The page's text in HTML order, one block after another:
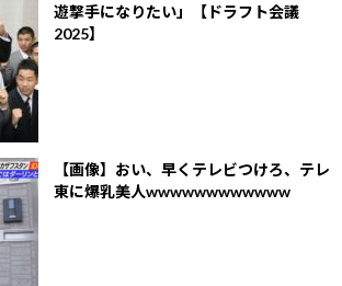
遊撃手になりたい」【ドラフト会議
2025】
【画像】おい、早くテレビつけろ、テレ
東に爆乳美人wwwwwwwwwwww